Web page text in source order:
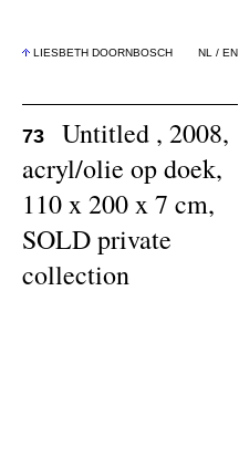
LIESBETH DOORNBOSCH NL / EN
73
Untitled , 2008,
acryl/olie op doek,
110 x 200 x 7 cm,
SOLD private
collection